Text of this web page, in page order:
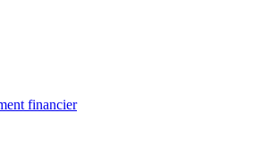
financier